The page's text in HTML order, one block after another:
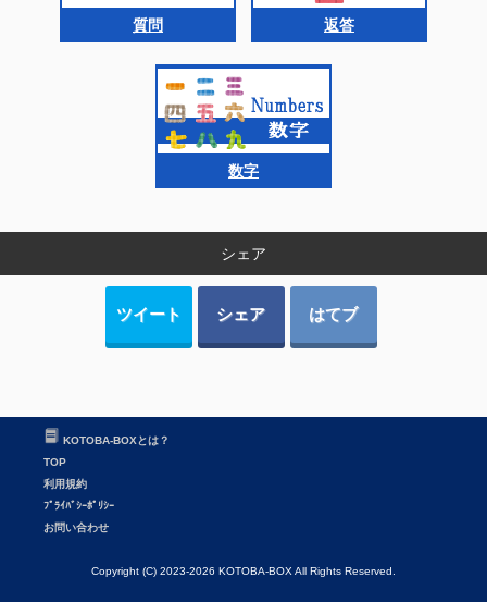
質問 返答
数字
シェア
ツイート シェア はてブ
KOTOBA-BOXとは？
TOP
利用規約
ﾌﾟﾗｲﾊﾞｼｰﾎﾟﾘｼｰ
お問い合わせ
Copyright (C) 2023-2026 KOTOBA-BOX All Rights Reserved.